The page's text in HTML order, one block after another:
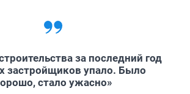
за последний год
застройщиков упало. Было
стало ужасно»